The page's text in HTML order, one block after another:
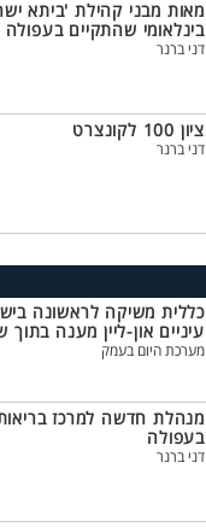
מאות מבני קהילת 'ביתא
בינלאומי שהתקיים בעפולה
דני ברנר
ציון 100 לקונצרט
דני ברנר
כללית משיקה לראשונה
עיניים און-ליין מענה בתוך
מערכת היום בעמק
מנהלת חדשה למרכז
בעפולה
דני ברנר